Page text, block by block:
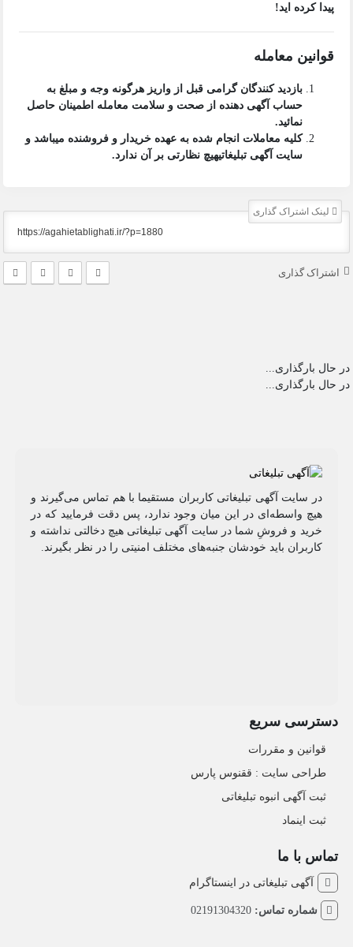
پیدا کرده اید!
قوانین معامله
بازدید کنندگان گرامی قبل از واریز هرگونه وجه و مبلغ به
حساب آگهی دهنده از صحت و سلامت معامله اطمینان حاصل
نمائید.
کلیه معاملات انجام شده به عهده خریدار و فروشنده میباشد و
سایت آگهی تبلیغاتیهیچ نظارتی بر آن ندارد.
لینک اشتراک گذاری
اشتراک گذاری
در حال بارگذاری...
در حال بارگذاری...
در سایت آگهی تبلیغاتی کاربران مستقیما با هم تماس می‌گیرند و
هیچ واسطه‌ای در این میان وجود ندارد، پس دقت فرمایید که در
خرید و فروشِ شما در سایت آگهی تبلیغاتی هیچ دخالتی نداشته و
کاربران باید خودشان جنبه‌های مختلف امنیتی را در نظر بگیرند.
دسترسی سریع
قوانین و مقررات
طراحی سایت : ققنوس پارس
ثبت آگهی انبوه تبلیغاتی
ثبت اینماد
تماس با ما
آگهی تبلیغاتی در اینستاگرام
شماره تماس:02191304320